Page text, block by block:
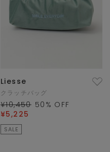
Liesse
クラッチバッグ
¥10,450 50 % OFF
¥5,225
SALE